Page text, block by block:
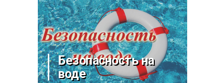
Безопасность на
воде